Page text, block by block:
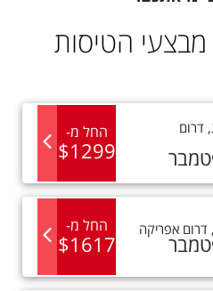
הטיסות
, דרום
החל מ-
$1299
, דרום אפריקה החל מ-
$1617